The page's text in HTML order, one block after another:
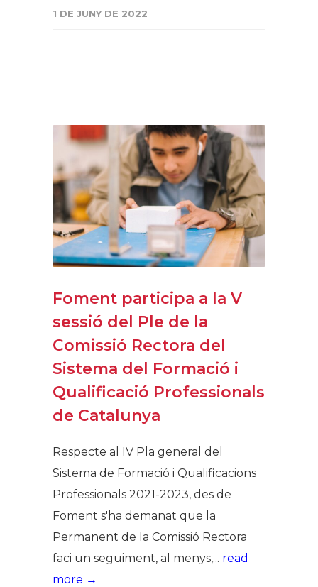
1 DE JUNY DE 2022
Foment participa a la V
sessió del Ple de la
Comissió Rectora del
Sistema del Formació i
Qualificació Professionals
de Catalunya
Respecte al IV Pla general del
Sistema de Formació i Qualificacions
Professionals 2021-2023, des de
Foment s'ha demanat que la
Permanent de la Comissió Rectora
faci un seguiment, al menys,... read
more →